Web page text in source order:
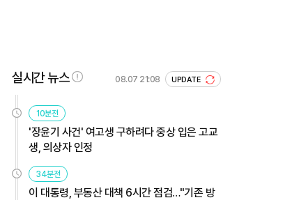
실시간 뉴스 08.07 21:08 UPDATE
10분전
'장윤기 사건' 여고생 구하려다 중상 입은 고교
생, 의상자 인정
34분전
이 대통령, 부동산 대책 6시간 점검…"기존 방